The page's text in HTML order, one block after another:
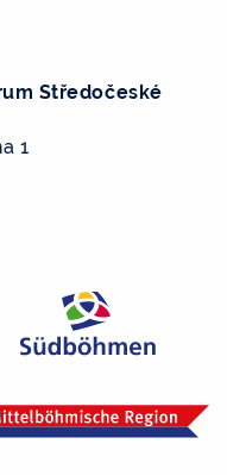
Středočeské
1